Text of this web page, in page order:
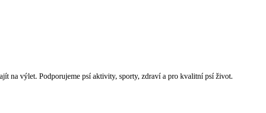
na výlet. Podporujeme psí aktivity, sporty, zdraví a pro kvalitní psí život.